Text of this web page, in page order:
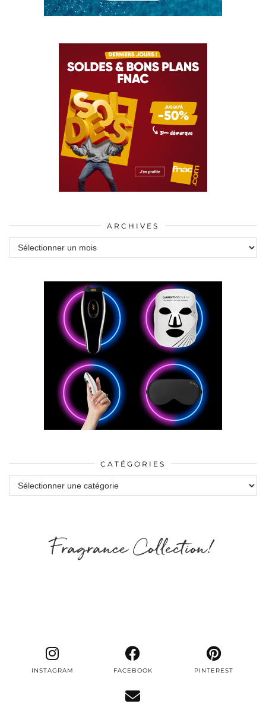
ARCHIVES
Archives
CATÉGORIES
Catégories
Fragrance Collection!
INSTAGRAM FACEBOOK PINTEREST